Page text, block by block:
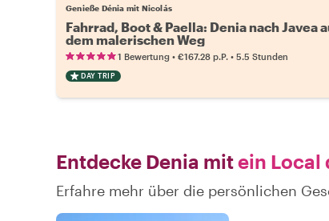
Genieße Dénia mit Nicolás
Fahrrad, Boot & Paella: Denia nach Javea
dem malerischen Weg
1 Bewertung • €167.28 p.P. • 5.5 Stunden
DAY TRIP
Entdecke Denia mitein Local
Erfahre mehr über die persönlichen